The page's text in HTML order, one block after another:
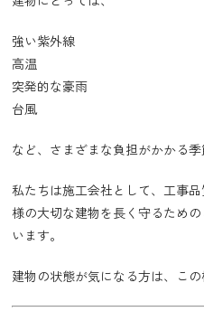
強い紫外線
高温
突発的な豪雨
台風
など、さまざまな負担がかかる季
私たちは施工会社として、工事
様の大切な建物を長く守るため
います。
建物の状態が気になる方は、こ